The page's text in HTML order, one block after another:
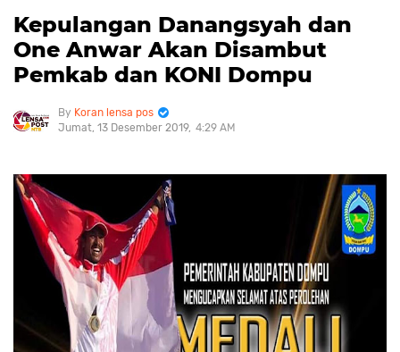
Kepulangan Danangsyah dan
One Anwar Akan Disambut
Pemkab dan KONI Dompu
Koran lensa pos
Jumat, 13 Desember 2019 4:29 AM